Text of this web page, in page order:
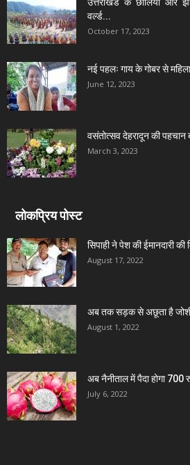
वर्ल्ड...
October 17, 2023
नई पहलः गाय के गोबर से
June 12, 2023
वसंतोत्सव देहरादून की पहचान
March 3, 2023
लोकप्रिय पोस्ट
सिपाही ने पेश की ईमानदारी की
August 17, 2022
अब तक सड़क से अछूता है
August 1, 2022
अब नैनीताल में पैदा होगा 700
July 6, 2022